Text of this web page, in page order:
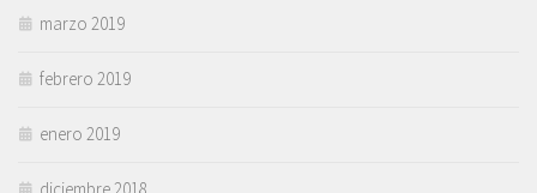
marzo 2019
febrero 2019
enero 2019